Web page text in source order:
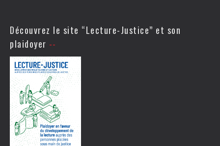
Découvrez le site “Lecture-Justice” et son
plaidoyer